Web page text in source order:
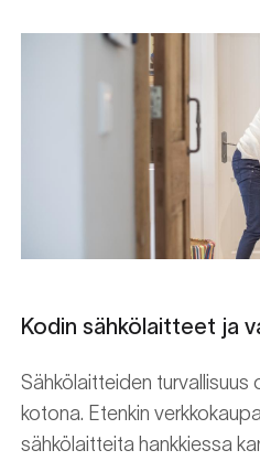
Kodin sähkölaitteet ja
Sähkölaitteiden turvallisuus
kotona. Etenkin
sähkölaitteita hankkiessa